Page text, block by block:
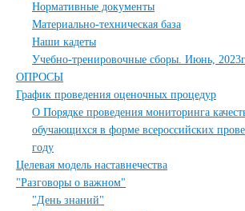
Нормативные документы
Материально-техническая база
Наши кадеты
Учебно-тренировочные сборы. Июнь,
ОПРОСЫ
График проведения оценочных процедур
О Порядке проведения мониторинга
обучающихся в форме всероссийских
году
Целевая модель наставнечества
"Разговоры о важном"
"День знаний"